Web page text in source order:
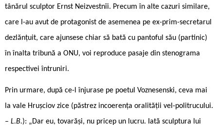
tânărul sculptor Ernst Neizvestnîi. Precum în alte cazuri similare,
care l-au avut de protagonist de asemenea pe ex-prim-secretarul
dezlănțuit, care ajunsese chiar să bată cu pantoful său (partinic)
în înalta tribună a ONU, voi reproduce pasaje din stenograma
respectivei întruniri.
Prin urmare, după ce-l înjurase pe poetul Voznesenski, ceva mai
la vale Hrușciov zice (păstrez incoerența oralității vel-politrucului.
– L.B.): „Dar eu, tovarăși, nu pricep un lucru. Iată sculptura lui